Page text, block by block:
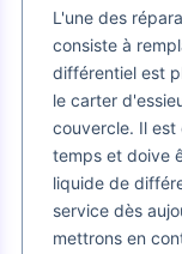
L'une des
consiste à
différentiel est
le carter
couvercle. Il est
temps et doive
liquide de
service dès
mettrons en